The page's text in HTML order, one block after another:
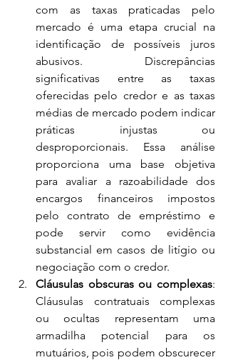
com as taxas praticadas pelo
mercado é uma etapa crucial na
identificação de possíveis juros
abusivos. Discrepâncias
significativas entre as taxas
oferecidas pelo credor e as taxas
médias de mercado podem indicar
práticas injustas ou
desproporcionais. Essa análise
proporciona uma base objetiva
para avaliar a razoabilidade dos
encargos financeiros impostos
pelo contrato de empréstimo e
pode servir como evidência
substancial em casos de litígio ou
negociação com o credor.
Cláusulas obscuras ou complexas:
Cláusulas contratuais complexas
ou ocultas representam uma
armadilha potencial para os
mutuários, pois podem obscurecer